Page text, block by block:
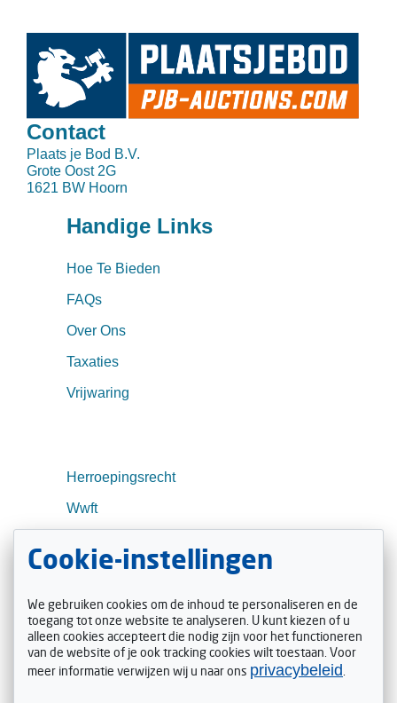
Contact
Plaats je Bod B.V.
Grote Oost 2G
1621 BW Hoorn
Handige Links
Hoe Te Bieden
FAQs
Over Ons
Taxaties
Vrijwaring
Herroepingsrecht
Wwft
Contact
Actueel
Volg ons
Cookie-instellingen
We gebruiken cookies om de inhoud te personaliseren en de
toegang tot onze website te analyseren. U kunt kiezen of u
alleen cookies accepteert die nodig zijn voor het functioneren
van de website of je ook tracking cookies wilt toestaan. Voor
meer informatie verwijzen wij u naar ons privacybeleid